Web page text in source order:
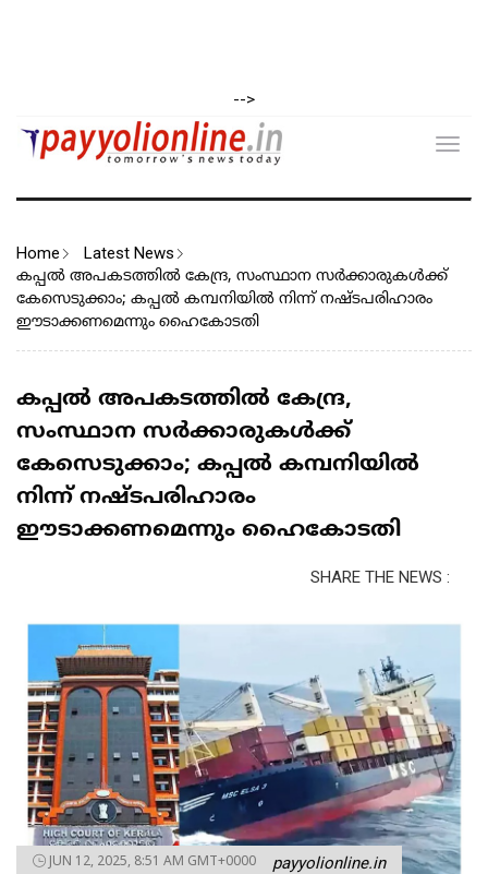
-->
Home Latest News
കപ്പൽ അപകടത്തിൽ കേന്ദ്ര, സംസ്ഥാന സർക്കാരുകൾക്ക്
കേസെടുക്കാം; കപ്പൽ കമ്പനിയിൽ നിന്ന് നഷ്ടപരിഹാരം
ഈടാക്കണമെന്നും ഹൈകോടതി
കപ്പൽ അപകടത്തിൽ കേന്ദ്ര,
സംസ്ഥാന സർക്കാരുകൾക്ക്
കേസെടുക്കാം; കപ്പൽ കമ്പനിയിൽ
നിന്ന് നഷ്ടപരിഹാരം
ഈടാക്കണമെന്നും ഹൈകോടതി
SHARE THE NEWS :
JUN 12, 2025, 8:51 AM GMT+0000 payyolionline.in